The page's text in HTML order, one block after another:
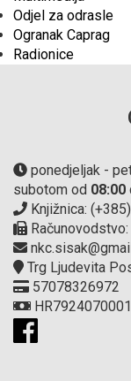
Odjel za odrasle
Ogranak Caprag
Radionice
ponedjeljak -
subotom od 08:00
Knjižnica:
Trg Ljudevita
57078326972